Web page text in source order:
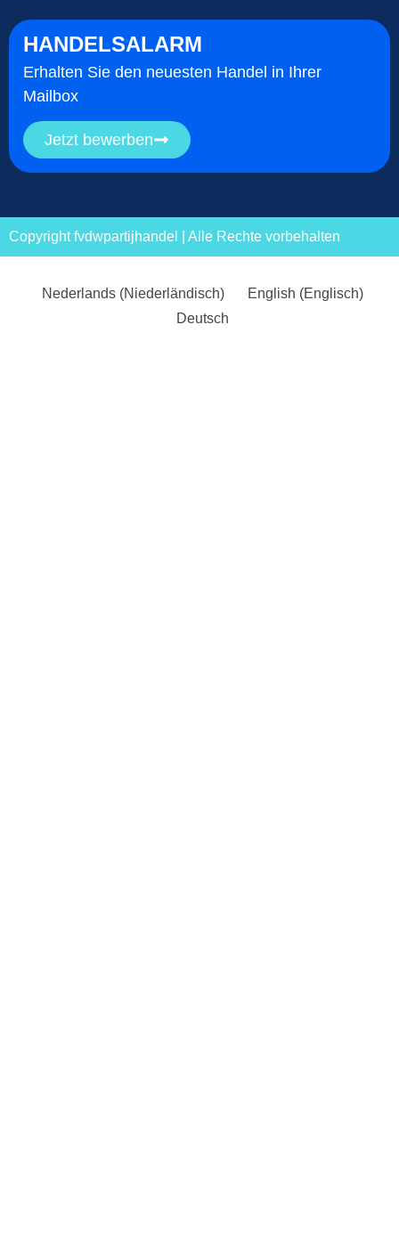
HANDELSALARM
Erhalten Sie den neuesten Handel in Ihrer
Mailbox
Jetzt bewerben
Copyright fvdwpartijhandel | Alle Rechte vorbehalten
Nederlands(Niederländisch) English (Englisch)
Deutsch